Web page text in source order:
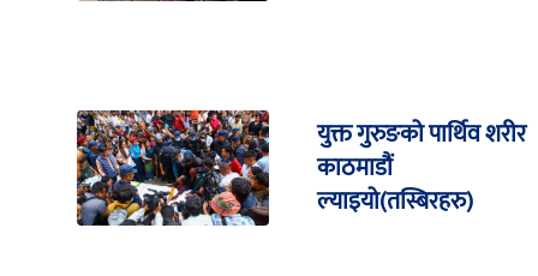
युक्त गुरुङको पार्थिव शरीर
काठमाडौं
ल्याइयो(तस्बिरहरु)